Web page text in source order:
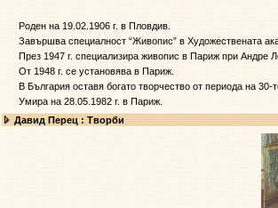
Роден на 19.02.1906 г. в Пловдив.
Завършва специалност “Живопис” в Художествената
През 1947 г. специализира живопис в Париж при Андре
От 1948 г. се установява в Париж.
В България оставя богато творчество от периода на
Умира на 28.05.1982 г. в Париж.
Давид Перец : Творби